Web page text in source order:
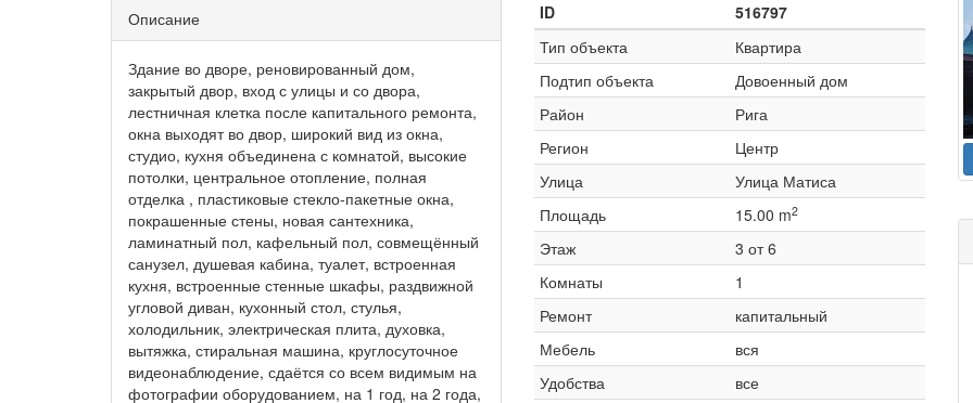
Описание
Здание во дворе, реновированный дом,
закрытый двор, вход с улицы и со двора,
лестничная клетка после капитального ремонта,
окна выходят во двор, широкий вид из окна,
студио, кухня объединена с комнатой, высокие
потолки, центральное отопление, полная
отделка , пластиковые стекло-пакетные окна,
покрашенные стены, новая сантехника,
ламинатный пол, кафельный пол, совмещённый
санузел, душевая кабина, туалет, встроенная
кухня, встроенные стенные шкафы, раздвижной
угловой диван, кухонный стол, стулья,
холодильник, электрическая плита, духовка,
вытяжка, стиральная машина, круглосуточное
видеонаблюдение, сдаётся со всем видимым на
фотографии оборудованием, на 1 год, на 2 года,
ID
516797
Тип объекта
Квартира
Подтип объекта
Довоенный дом
Район
Рига
Регион
Центр
Улица
Улица Матиса
Площадь
15.00 m2
Этаж
3 от 6
Комнаты
1
Ремонт
капитальный
Мебель
вся
Удобства
все